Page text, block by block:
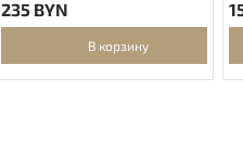
235 BYN
В корзину